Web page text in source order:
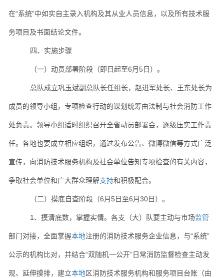
在“系统”中如实自主录入机构及其从业人员信息，以及所有技术服
务项目及书面结论文件。
四、实施步骤
（一）动员部署阶段（即日起至6月5日）。
总队成立巩玉斌副总队长任组长，赵进军处长、王东处长为
成员的领导小组，专项检查行动的谋划统筹由法制与社会消防工作
处负责。领导小组适时组织召开全省动员部署会，逐级压实工作责
任。各地也要成立相应组织，通过发布公告、微博微信等方式广泛
宣传，向消防技术服务机构及社会单位告知专项检查的有关内容，
争取社会单位和广大群众理解支持和积极配合。
（二）摸底自查阶段（6月5日至6月30日）。
1、摸清底数，掌握实情。各支（大）队要主动与市场监管
部门对接，全面掌握本地注册的消防技术服务企业信息，与“系统”
公示的机构比对，并结合“双随机一公开”日常消防监督检查主动发
现、延伸摸排，建立本地区消防技术服务机构和服务项目台账（由